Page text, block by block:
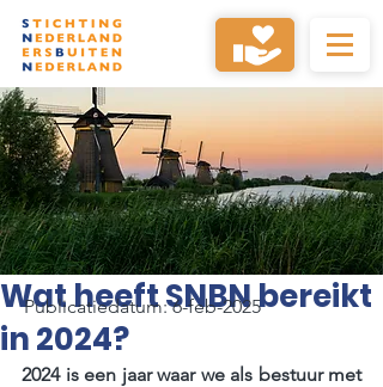
Wat heeft SNBN bereikt
in 2024?
2024 is een jaar waar we als bestuur met
Publicatiedatum: 6-feb-2025